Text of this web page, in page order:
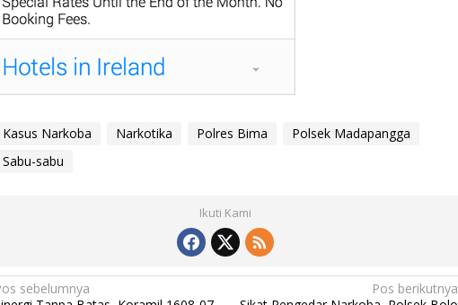
Kasus Narkoba Narkotika Polres Bima
Polsek Madapangga
Sabu-sabu
Ikuti Kami
sebelumnya
Pos berikutnya